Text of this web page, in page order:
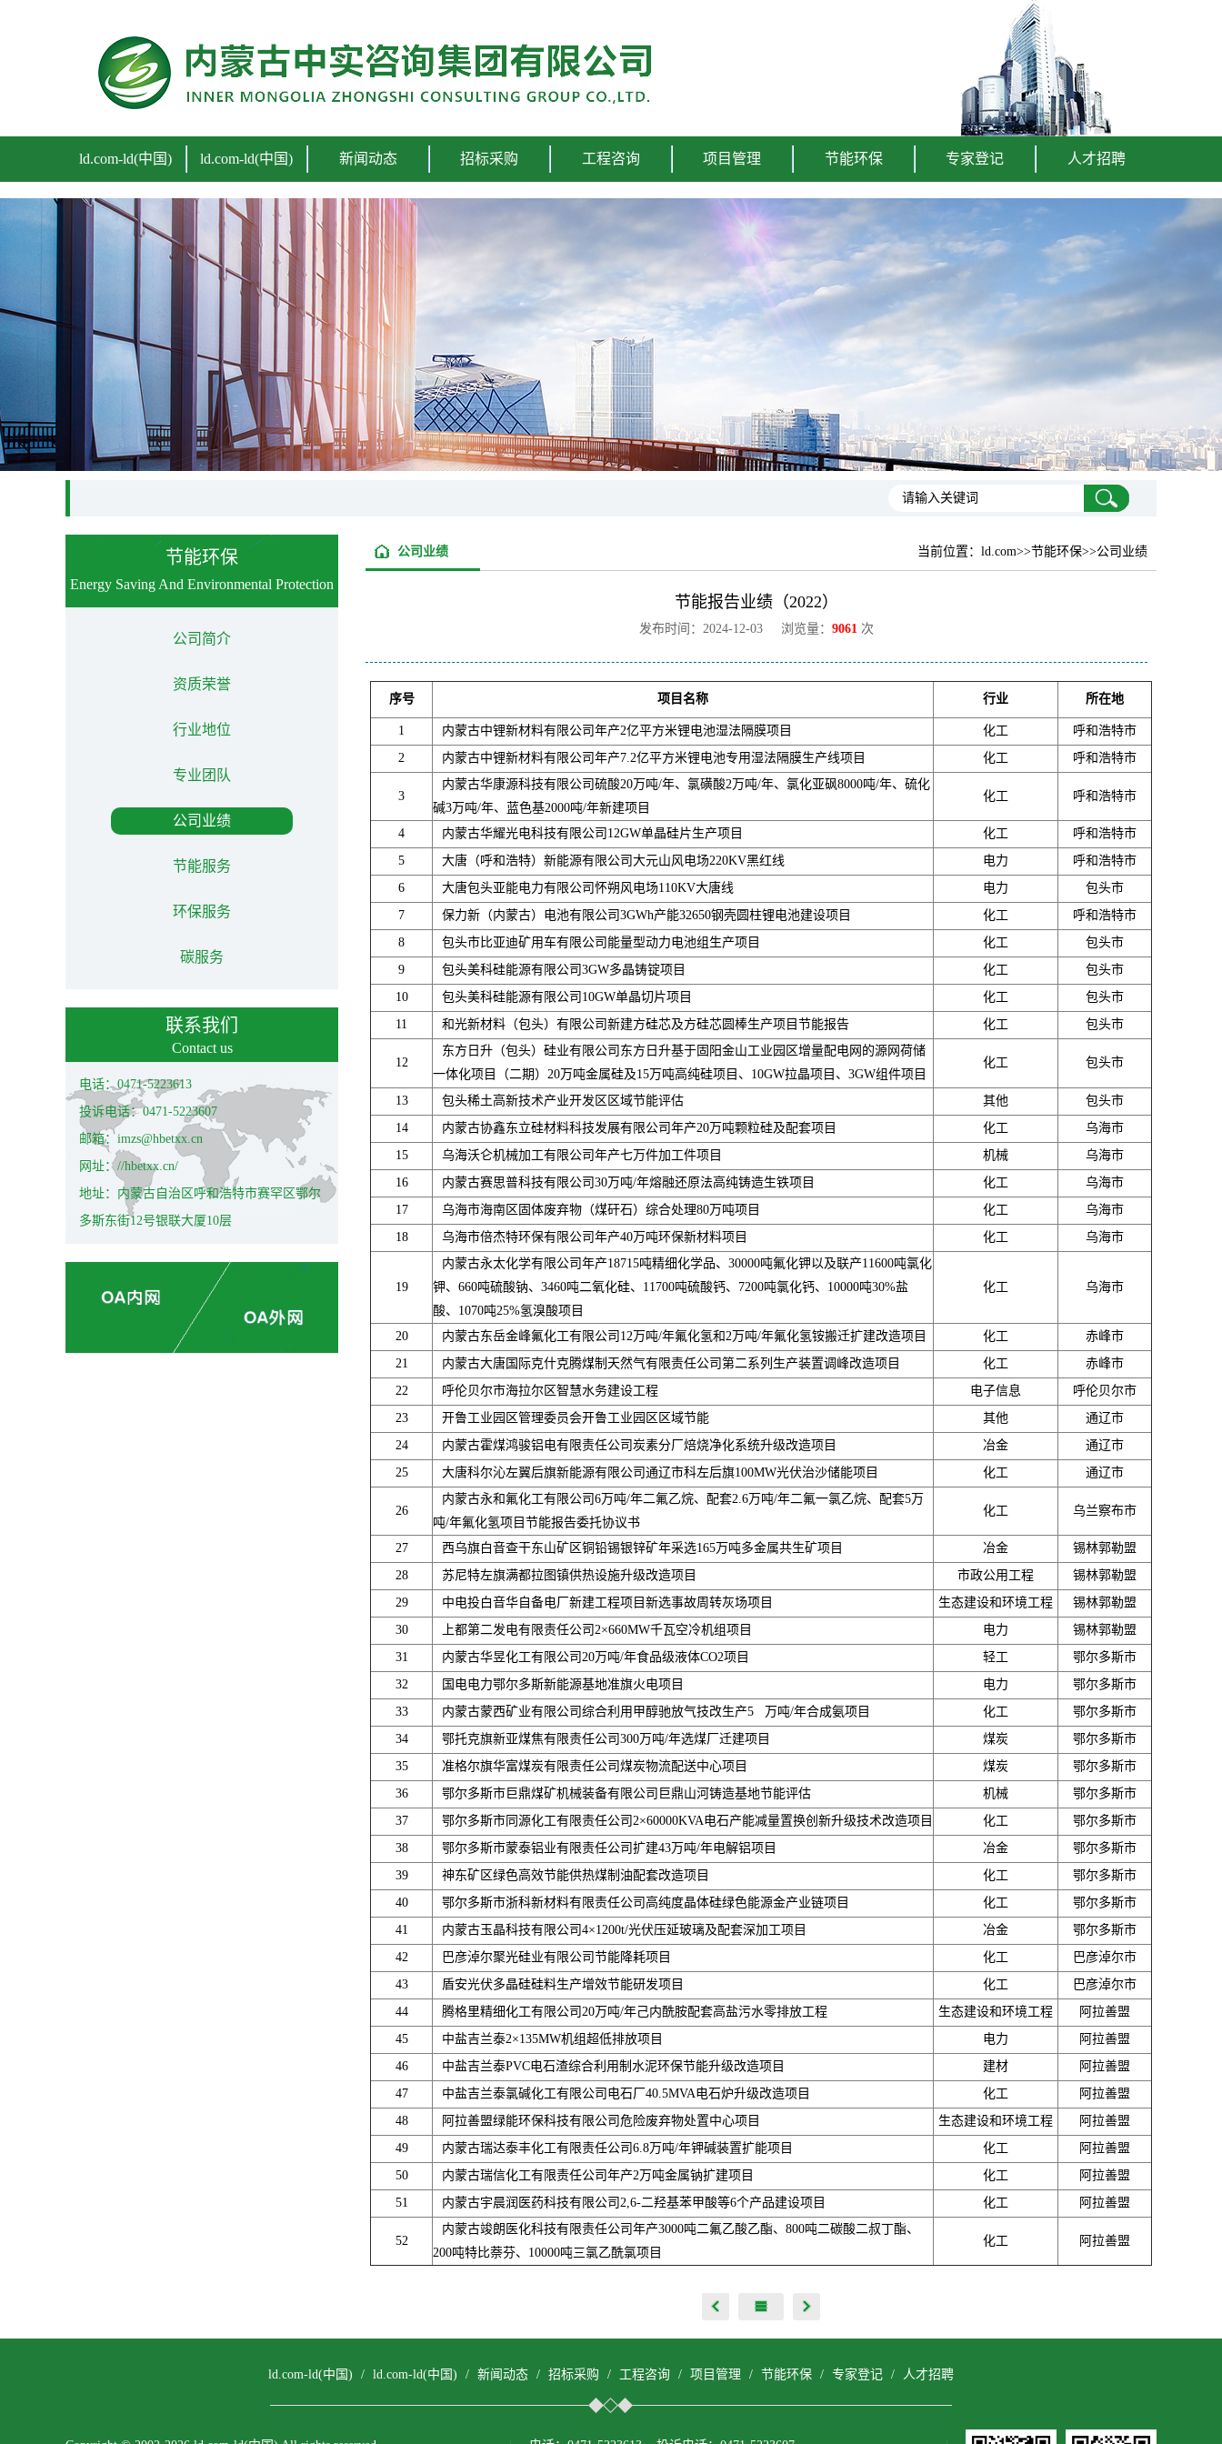
ld.com-ld(中国) ld.com-ld(中国) 新闻动态 招标采购 工程咨询 项目管理 节能环保 专家登记 人才招聘
节能环保
Energy Saving And Environmental Protection
公司简介
资质荣誉
行业地位
专业团队
公司业绩
节能服务
环保服务
碳服务
联系我们
Contact us
电话：0471-5223613
投诉电话：0471-5223607
邮箱：imzs@hbetxx.cn
网址：//hbetxx.cn/
地址：内蒙古自治区呼和浩特市赛罕区鄂尔
多斯东街12号银联大厦10层
当前位置： ld.com>>节能环保>>公司业绩
公司业绩
节能报告业绩（2022）
发布时间：2024-12-03 浏览量： 9061 次
序号 项目名称 行业 所在地
1 内蒙古中锂新材料有限公司年产2亿平方米锂电池湿法隔膜项目 化工
呼和浩特市
2
内蒙古中锂新材料有限公司年产7.2亿平方米锂电池专用湿法隔膜生产线项目 化工 呼和浩特市
3
内蒙古华康源科技有限公司硫酸20万吨/年、氯磺酸2万吨/年、氯化亚砜8000吨/年、硫化
碱3万吨/年、蓝色基2000吨/年新建项目
化工 呼和浩特市
4 内蒙古华耀光电科技有限公司12GW单晶硅片生产项目 化工
呼和浩特市
5
大唐（呼和浩特）新能源有限公司大元山风电场220KV黑红线 电力
呼和浩特市
6
大唐包头亚能电力有限公司怀朔风电场110KV大唐线 电力
包头市
7
保力新（内蒙古）电池有限公司3GWh产能32650钢壳圆柱锂电池建设项目 化工
呼和浩特市
8
包头市比亚迪矿用车有限公司能量型动力电池组生产项目 化工
包头市
9
包头美科硅能源有限公司3GW多晶铸锭项目 化工
包头市
10
包头美科硅能源有限公司10GW单晶切片项目 化工
包头市
11
和光新材料（包头）有限公司新建方硅芯及方硅芯圆棒生产项目节能报告 化工 包头市
12
东方日升（包头）硅业有限公司东方日升基于固阳金山工业园区增量配电网的源网荷储
一体化项目（二期）20万吨金属硅及15万吨高纯硅项目、10GW拉晶项目、3GW组件项目
化工 包头市
13 包头稀土高新技术产业开发区区域节能评估 其他
包头市
14
内蒙古协鑫东立硅材料科技发展有限公司年产20万吨颗粒硅及配套项目 化工
乌海市
15
乌海沃仑机械加工有限公司年产七万件加工件项目 机械
乌海市
16
内蒙古赛思普科技有限公司30万吨/年熔融还原法高纯铸造生铁项目 化工
乌海市
17
乌海市海南区固体废弃物（煤矸石）综合处理80万吨项目 化工
乌海市
18
乌海市倍杰特环保有限公司年产40万吨环保新材料项目 化工 乌海市
19
内蒙古永太化学有限公司年产18715吨精细化学品、30000吨氟化钾以及联产11600吨氯化
钾、660吨硫酸钠、3460吨二氧化硅、11700吨硫酸钙、7200吨氯化钙、10000吨30%盐
酸、1070吨25%氢溴酸项目
化工 乌海市
20 内蒙古东岳金峰氟化工有限公司12万吨/年氟化氢和2万吨/年氟化氢铵搬迁扩建改造项目 化工
赤峰市
21
内蒙古大唐国际克什克腾煤制天然气有限责任公司第二系列生产装置调峰改造项目 化工
赤峰市
22
呼伦贝尔市海拉尔区智慧水务建设工程 电子信息
呼伦贝尔市
23
开鲁工业园区管理委员会开鲁工业园区区域节能 其他
通辽市
24
内蒙古霍煤鸿骏铝电有限责任公司炭素分厂焙烧净化系统升级改造项目 冶金
通辽市
25
大唐科尔沁左翼后旗新能源有限公司通辽市科左后旗100MW光伏治沙储能项目 化工 通辽市
26
内蒙古永和氟化工有限公司6万吨/年二氟乙烷、配套2.6万吨/年二氟一氯乙烷、配套5万
吨/年氟化氢项目节能报告委托协议书
化工 乌兰察布市
27 西乌旗白音查干东山矿区铜铅锡银锌矿年采选165万吨多金属共生矿项目 冶金
锡林郭勒盟
28
苏尼特左旗满都拉图镇供热设施升级改造项目 市政公用工程
锡林郭勒盟
29
中电投白音华自备电厂新建工程项目新选事故周转灰场项目 生态建设和环境工程
锡林郭勒盟
30
上都第二发电有限责任公司2×660MW千瓦空冷机组项目 电力
锡林郭勒盟
31
内蒙古华昱化工有限公司20万吨/年食品级液体CO2项目 轻工
鄂尔多斯市
32
国电电力鄂尔多斯新能源基地准旗火电项目 电力
鄂尔多斯市
33
内蒙古蒙西矿业有限公司综合利用甲醇驰放气技改生产5 万吨/年合成氨项目 化工
鄂尔多斯市
34
鄂托克旗新亚煤焦有限责任公司300万吨/年选煤厂迁建项目 煤炭
鄂尔多斯市
35
准格尔旗华富煤炭有限责任公司煤炭物流配送中心项目 煤炭
鄂尔多斯市
36
鄂尔多斯市巨鼎煤矿机械装备有限公司巨鼎山河铸造基地节能评估 机械
鄂尔多斯市
37
鄂尔多斯市同源化工有限责任公司2×60000KVA电石产能减量置换创新升级技术改造项目 化工
鄂尔多斯市
38
鄂尔多斯市蒙泰铝业有限责任公司扩建43万吨/年电解铝项目 冶金
鄂尔多斯市
39
神东矿区绿色高效节能供热煤制油配套改造项目 化工
鄂尔多斯市
40
鄂尔多斯市浙科新材料有限责任公司高纯度晶体硅绿色能源金产业链项目 化工
鄂尔多斯市
41
内蒙古玉晶科技有限公司4×1200t/光伏压延玻璃及配套深加工项目 冶金
鄂尔多斯市
42
巴彦淖尔聚光硅业有限公司节能降耗项目 化工
巴彦淖尔市
43
盾安光伏多晶硅硅料生产增效节能研发项目 化工
巴彦淖尔市
44
腾格里精细化工有限公司20万吨/年己内酰胺配套高盐污水零排放工程 生态建设和环境工程
阿拉善盟
45
中盐吉兰泰2×135MW机组超低排放项目 电力
阿拉善盟
46
中盐吉兰泰PVC电石渣综合利用制水泥环保节能升级改造项目 建材
阿拉善盟
47
中盐吉兰泰氯碱化工有限公司电石厂40.5MVA电石炉升级改造项目 化工
阿拉善盟
48
阿拉善盟绿能环保科技有限公司危险废弃物处置中心项目 生态建设和环境工程
阿拉善盟
49
内蒙古瑞达泰丰化工有限责任公司6.8万吨/年钾碱装置扩能项目 化工
阿拉善盟
50
内蒙古瑞信化工有限责任公司年产2万吨金属钠扩建项目 化工
阿拉善盟
51
内蒙古宇晨润医药科技有限公司2,6-二羟基苯甲酸等6个产品建设项目 化工 阿拉善盟
52
内蒙古竣朗医化科技有限责任公司年产3000吨二氟乙酸乙酯、800吨二碳酸二叔丁酯、
200吨特比萘芬、10000吨三氯乙酰氯项目
化工 阿拉善盟
ld.com-ld(中国) / ld.com-ld(中国) / 新闻动态 / 招标采购 / 工程咨询 / 项目管理 / 节能环保 / 专家登记 / 人才招聘